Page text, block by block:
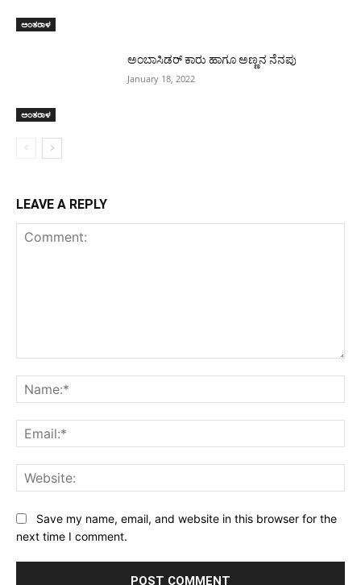
ಅಂತರಾಳ
ಅಂತರಾಳ
ಅಂಬಾಸಿಡರ್ ಕಾರು ಹಾಗೂ ಅಣ್ಣನ ನೆನಪು
January 18, 2022
LEAVE A REPLY
Save my name, email, and website in this browser for the
next time I comment.